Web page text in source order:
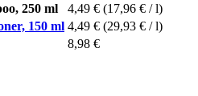
250 ml 4,49 € (17,96 € / l)
150 ml 4,49 € (29,93 € / l)
8,98 €